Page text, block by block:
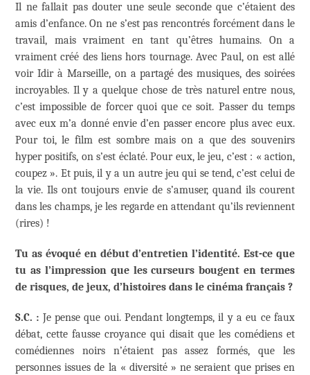
Il ne fallait pas douter une seule seconde que c’étaient des
amis d’enfance. On ne s’est pas rencontrés forcément dans le
travail, mais vraiment en tant qu’êtres humains. On a
vraiment créé des liens hors tournage. Avec Paul, on est allé
voir Idir à Marseille, on a partagé des musiques, des soirées
incroyables. Il y a quelque chose de très naturel entre nous,
c’est impossible de forcer quoi que ce soit. Passer du temps
avec eux m’a donné envie d’en passer encore plus avec eux.
Pour toi, le film est sombre mais on a que des souvenirs
hyper positifs, on s’est éclaté. Pour eux, le jeu, c’est : « action,
coupez ». Et puis, il y a un autre jeu qui se tend, c’est celui de
la vie. Ils ont toujours envie de s’amuser, quand ils courent
dans les champs, je les regarde en attendant qu’ils reviennent
(rires) !
Tu as évoqué en début d’entretien l’identité. Est-ce que
tu as l’impression que les curseurs bougent en termes
de risques, de jeux, d’histoires dans le cinéma français ?
S.C. : Je pense que oui. Pendant longtemps, il y a eu ce faux
débat, cette fausse croyance qui disait que les comédiens et
comédiennes noirs n’étaient pas assez formés, que les
personnes issues de la « diversité » ne seraient que prises en